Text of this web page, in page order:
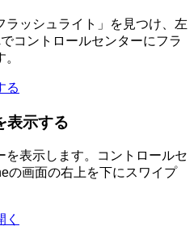
ラッシュライト」を見つけ、左
コントロールセンターにフラ
表示する
を表示します。コントロールセ
の画面の右上を下にスワイプ